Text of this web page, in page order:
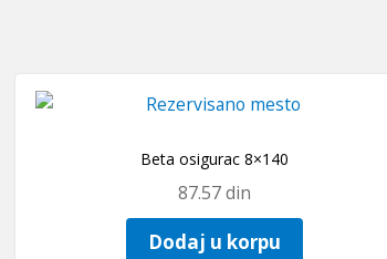
Beta osigurac 8×140
87.57din
Dodaj u korpu